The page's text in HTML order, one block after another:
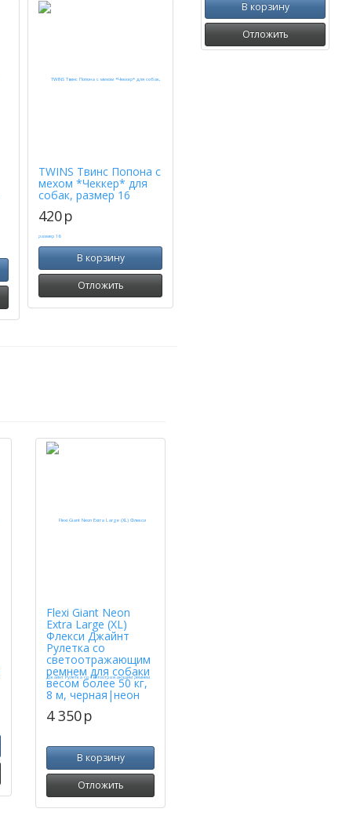
TWINS Твинс Попона с
мехом *Чеккер* для
собак, размер 16
420p
В корзину
Отложить
Flexi Giant Neon
Extra Large (XL)
Флекси Джайнт
Рулетка со
светоотражающим
ремнем для собаки
весом более 50 кг,
8 м, черная|неон
4 350p
В корзину
Отложить
В корзину
Отложить